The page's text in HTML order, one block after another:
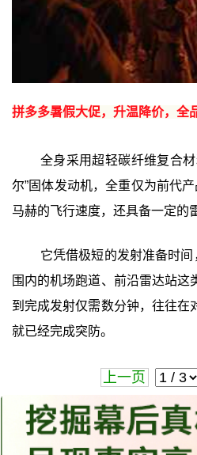
拼多多暑假大促，升温降价，全
全身采用超轻碳纤维复合
尔”固体发动机，全重仅为前代
马赫的飞行速度，还具备一定的
它凭借极短的发射准备时
围内的机场跑道、前沿雷达站这
到完成发射仅需数分钟，往往在
就已经完成突防。
上一页